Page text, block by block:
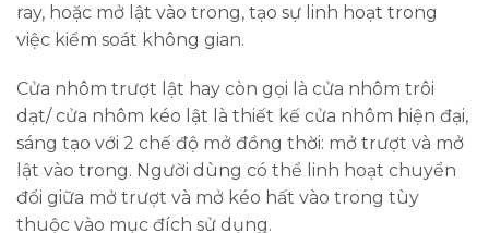
ray, hoặc mở lật vào trong, tạo sự linh hoạt trong
việc kiểm soát không gian.
Cửa nhôm trượt lật hay còn gọi là cửa nhôm trôi
dạt/ cửa nhôm kéo lật là thiết kế cửa nhôm hiện đại,
sáng tạo với 2 chế độ mở đồng thời: mở trượt và mở
lật vào trong. Người dùng có thể linh hoạt chuyển
đổi giữa mở trượt và mở kéo hất vào trong tùy
thuộc vào mục đích sử dụng.